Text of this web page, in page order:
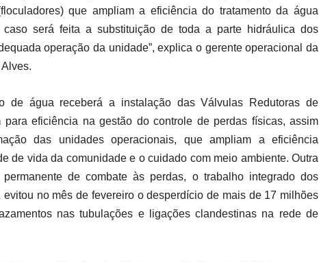
que ampliam a eficiência do tratamento da água
caso será feita a substituição de toda a parte hidráulica dos
operação da unidade”, explica o gerente operacional da
de água receberá a instalação das Válvulas Redutoras de
para eficiência na gestão do controle de perdas físicas, assim
das unidades operacionais, que ampliam a eficiência
de vida da comunidade e o cuidado com meio ambiente. Outra
de combate às perdas, o trabalho integrado dos
no mês de fevereiro o desperdício de mais de 17 milhões
nas tubulações e ligações clandestinas na rede de